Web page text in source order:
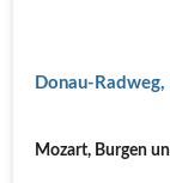
Donau-
Mozart, Burgen